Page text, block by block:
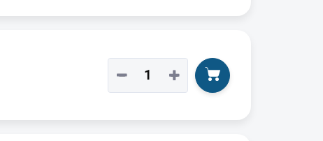
+
−